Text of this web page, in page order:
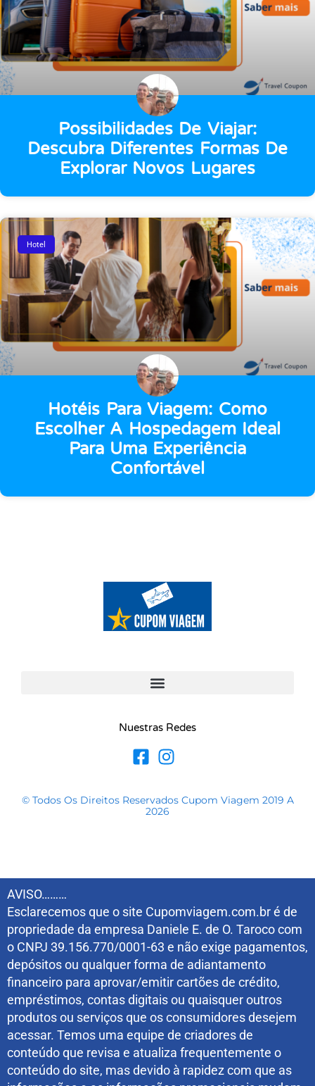
Possibilidades De Viajar:
Descubra Diferentes Formas De
Explorar Novos Lugares
Hotel
Hotéis Para Viagem: Como
Escolher A Hospedagem Ideal
Para Uma Experiência
Confortável
Nuestras Redes
© Todos Os Direitos Reservados Cupom Viagem 2019 A
2026
AVISO………
Esclarecemos que o site Cupomviagem.com.br é de
propriedade da empresa Daniele E. de O. Taroco com
o CNPJ 39.156.770/0001-63 e não exige pagamentos,
depósitos ou qualquer forma de adiantamento
financeiro para aprovar/emitir cartões de crédito,
empréstimos, contas digitais ou quaisquer outros
produtos ou serviços que os consumidores desejem
acessar. Temos uma equipe de criadores de
conteúdo que revisa e atualiza frequentemente o
conteúdo do site, mas devido à rapidez com que as